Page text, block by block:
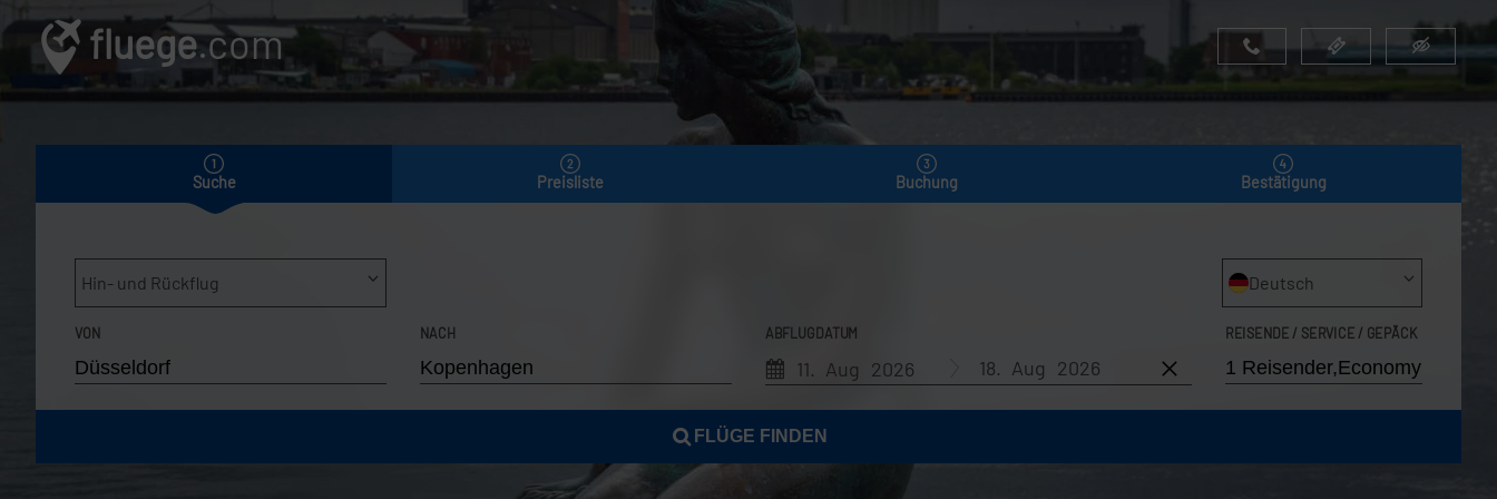
fluege.com
Suche Preisliste Buchung Bestätigung
Hin- und Rückflug Deutsch
VON NACH ABFLUGDATUM
11. Aug 2026 18. Aug 2026
REISENDE / SERVICE / GEPÄCK
FLÜGE FINDEN